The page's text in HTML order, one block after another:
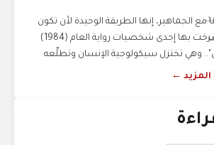
مع الجماهير، إنها الطريقة الوحيدة لأن تكون
آمنا".. هذه العبارة صرخت بها إحدى شخصيات رواية العام (1984)
وهي تختزل سيكولوجية الإنسان وتطلِّعه
المزيد ←